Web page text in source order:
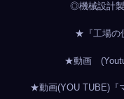
◎機械設計
★『工場の
★動画
★動画(YOU TUBE)『